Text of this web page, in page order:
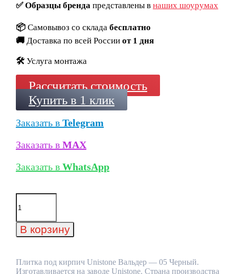
✅Образцы брендапредставлены в наших шоурумах
📦 Самовывоз со склада бесплатно
🚚 Доставка по всей России от 1 дня
🛠️ Услуга монтажа
Рассчитать стоимость
Купить в 1 клик
Заказать в Telegram
Заказать в MAX
Заказать в WhatsApp
Количество
товара
под
кирпич
-
05
В корзину
Плитка под кирпич Unistone Вальдер — 05 Черный.
Изготавливается на заводе Unistone. Страна производства